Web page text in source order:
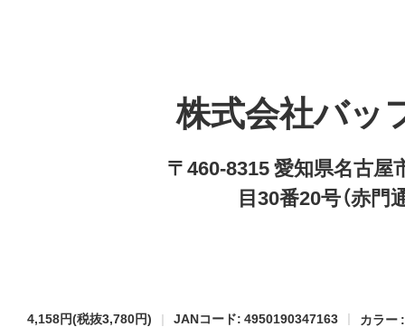
株式会社バッ
〒460-8315 愛知県名古屋
目30番20号（赤門
4,158円(税抜3,780円) JANコード: 4950190347163 カラー :